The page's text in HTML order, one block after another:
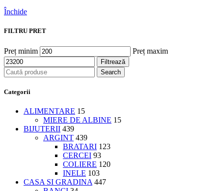
Închide
FILTRU PRET
Preț minim Preț maxim
Filtrează
Search
Categorii
ALIMENTARE 15
MIERE DE ALBINE 15
BIJUTERII 439
ARGINT 439
BRATARI 123
CERCEI 93
COLIERE 120
INELE 103
CASA SI GRADINA 447